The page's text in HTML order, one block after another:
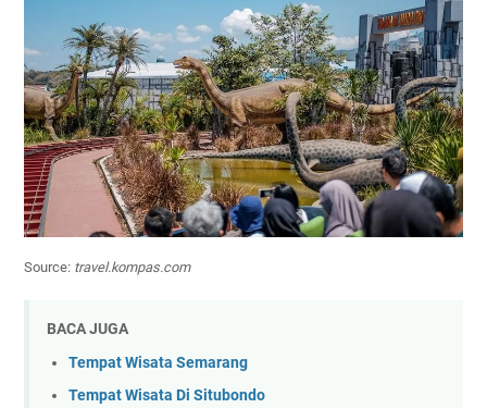
Source: travel.kompas.com
BACA JUGA
Tempat Wisata Semarang
Tempat Wisata Di Situbondo